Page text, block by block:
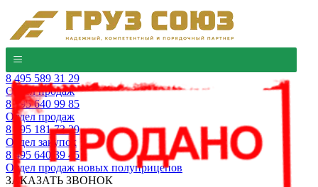
8 495 589 31 29
Отдел продаж
8 495 640 99 85
Отдел продаж
8 495 181 73 29
Отдел закупок
8 495 640 39 45
Отдел продаж новых полуприцепов
ЗАКАЗАТЬ ЗВОНОК